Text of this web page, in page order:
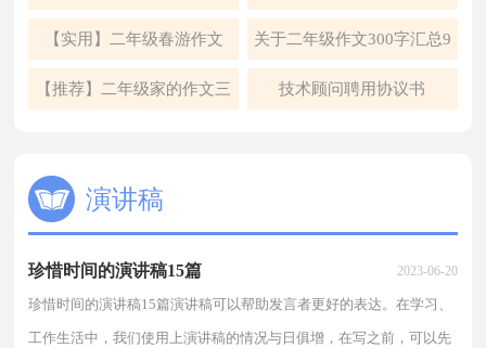
篇
【实用】二年级春游作文
300字四篇
关于二年级作文300字汇总9
篇
【推荐】二年级家的作文三 技术顾问聘用协议书
演讲稿
珍惜时间的演讲稿15篇 2023-06-20
珍惜时间的演讲稿15篇演讲稿可以帮助发言者更好的表达。在学习、
工作生活中，我们使用上演讲稿的情况与日俱增，在写之前，可以先